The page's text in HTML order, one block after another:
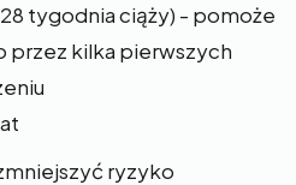
tygodnia ciąży) - pomoże
przez kilka pierwszych
ryzyko